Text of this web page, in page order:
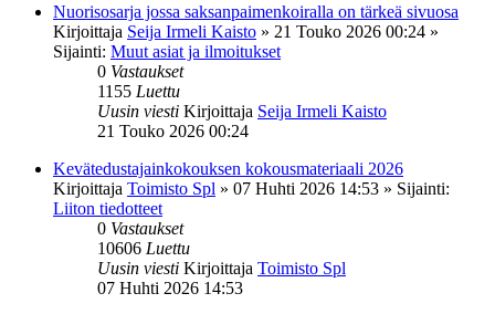
Nuorisosarja jossa saksanpaimenkoiralla on tärkeä sivuosa
Kirjoittaja Seija Irmeli Kaisto » 21 Touko 2026 00:24 »
Sijainti: Muut asiat ja ilmoitukset
0 Vastaukset
1155 Luettu
Uusin viesti Kirjoittaja Seija Irmeli Kaisto
21 Touko 2026 00:24
Kevätedustajainkokouksen kokousmateriaali 2026
Kirjoittaja Toimisto Spl » 07 Huhti 2026 14:53 » Sijainti:
Liiton tiedotteet
0 Vastaukset
10606 Luettu
Uusin viesti Kirjoittaja Toimisto Spl
07 Huhti 2026 14:53